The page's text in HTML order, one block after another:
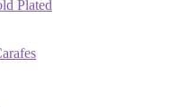
Plated